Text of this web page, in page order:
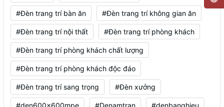
#Đèn trang trí bàn ăn #Đèn trang trí không gian ăn
#Đèn trang trí nội thất #Đèn trang trí phòng khách
#Đèn trang trí phòng khách chất lượng
#Đèn trang trí phòng khách độc đáo
#Đèn trang trí sang trọng #Đèn xưởng
#den600x600mpe #Denamtran #denbanghieu